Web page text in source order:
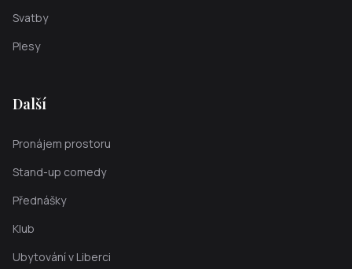
Svatby
Plesy
Další
Pronájem prostoru
Stand-up comedy
Přednášky
Klub
Ubytování v Liberci